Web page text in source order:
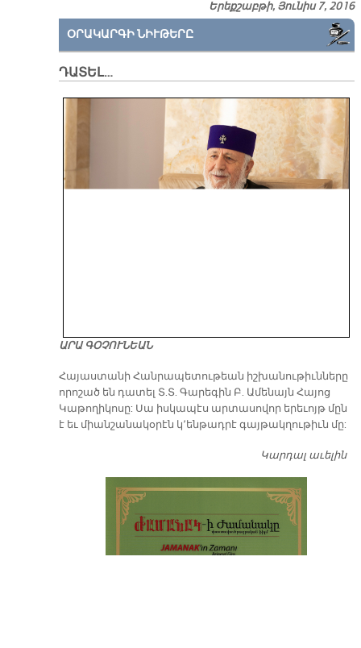
Երեքշաբթի, Յունիս 7, 2016
ՕՐԱԿԱՐԳԻ ՆԻՒԹԵՐԸ
ԴԱՏԵԼ…
ԱՐԱ ԳՕՉՈՒՆԵԱՆ
​Հայաստանի Հանրապետութեան իշխանութիւնները
որոշած են դատել Տ.Տ. Գարեգին Բ. Ամենայն Հայոց
Կաթողիկոսը: Սա իսկապէս արտասովոր երեւոյթ մըն
է եւ միանշանակօրէն կ՚ենթադրէ գայթակղութիւն մը:
Կարդալ աւելին